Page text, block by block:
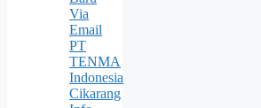
Via
Email
PT
TENMA
Indonesia
Cikarang